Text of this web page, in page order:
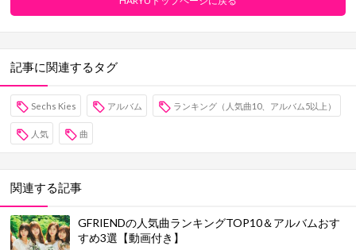
記事に関連するタグ
Sechs Kies アルバム ランキング（人気曲10、アルバム5以上）
人気 曲
関連する記事
GFRIENDの人気曲ランキングTOP10＆アルバムおす
すめ3選【動画付き】